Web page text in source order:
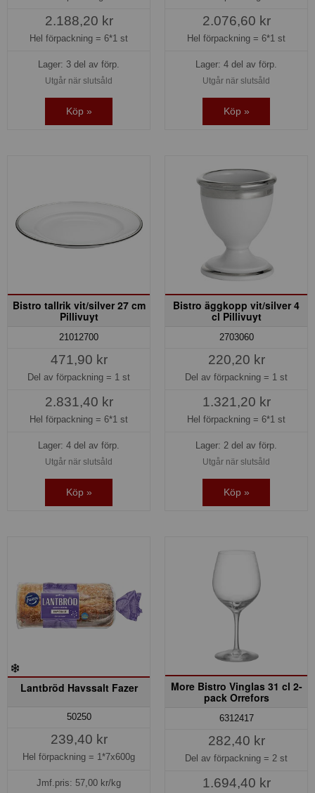
2.188,20 kr
Hel förpackning = 6*1 st
Lager: 3 del av förp.
Utgår när slutsåld
Köp »
2.076,60 kr
Hel förpackning = 6*1 st
Lager: 4 del av förp.
Utgår när slutsåld
Köp »
Bistro tallrik vit/silver 27 cm
Pillivuyt
21012700
471,90 kr
Del av förpackning = 1 st
2.831,40 kr
Hel förpackning = 6*1 st
Lager: 4 del av förp.
Utgår när slutsåld
Köp »
Bistro äggkopp vit/silver 4
cl Pillivuyt
2703060
220,20 kr
Del av förpackning = 1 st
1.321,20 kr
Hel förpackning = 6*1 st
Lager: 2 del av förp.
Utgår när slutsåld
Köp »
Lantbröd Havssalt Fazer
50250
239,40 kr
Hel förpackning = 1*7x600g
Jmf.pris: 57,00 kr/kg
More Bistro Vinglas 31 cl 2-
pack Orrefors
6312417
282,40 kr
Del av förpackning = 2 st
1.694,40 kr